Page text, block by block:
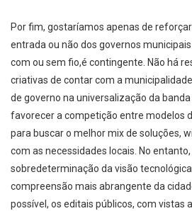
Por fim, gostaríamos apenas de
entrada ou não dos governos
com ou sem fio,é contingente. Não há
criativas de contar com a
de governo na universalização da
favorecer a competição entre modelos
para buscar o melhor mix de soluções,
com as necessidades locais. No
sobredeterminação da visão
compreensão mais abrangente da
possível, os editais públicos, com vistas